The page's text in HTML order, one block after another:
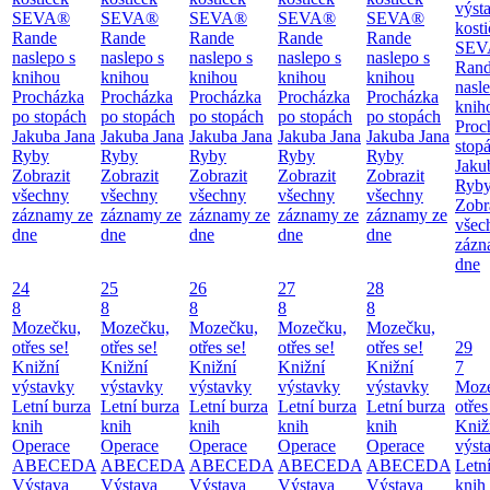
SEVA®
Rande
naslepo s
knihou
Procházka
po stopách
Jakuba Jana
Ryby
Zobrazit
všechny
záznamy ze
dne
SEVA®
Rande
naslepo s
knihou
Procházka
po stopách
Jakuba Jana
Ryby
Zobrazit
všechny
záznamy ze
dne
SEVA®
Rande
naslepo s
knihou
Procházka
po stopách
Jakuba Jana
Ryby
Zobrazit
všechny
záznamy ze
dne
SEVA®
Rande
naslepo s
knihou
Procházka
po stopách
Jakuba Jana
Ryby
Zobrazit
všechny
záznamy ze
dne
SEVA®
Rande
naslepo s
knihou
Procházka
po stopách
Jakuba Jana
Ryby
Zobrazit
všechny
záznamy ze
dne
dne
24
8
Mozečku,
otřes se!
Knižní
výstavky
Letní burza
knih
Operace
ABECEDA
Výstava
25
8
Mozečku,
otřes se!
Knižní
výstavky
Letní burza
knih
Operace
ABECEDA
Výstava
26
8
Mozečku,
otřes se!
Knižní
výstavky
Letní burza
knih
Operace
ABECEDA
Výstava
27
8
Mozečku,
otřes se!
Knižní
výstavky
Letní burza
knih
Operace
ABECEDA
Výstava
28
8
Mozečku,
otřes se!
Knižní
výstavky
Letní burza
knih
Operace
ABECEDA
Výstava
29
7
knih